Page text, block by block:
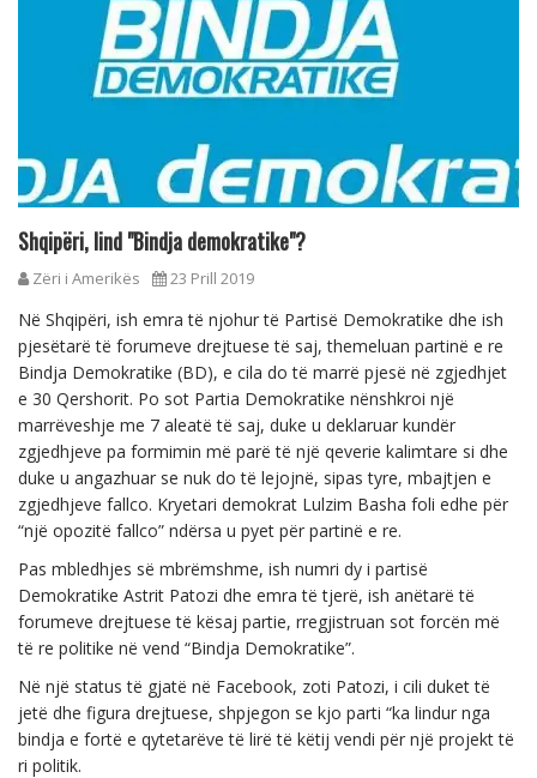
Shqipëri, lind "Bindja demokratike"?
Zëri i Amerikës 23 Prill 2019
Në Shqipëri, ish emra të njohur të Partisë Demokratike dhe ish
pjesëtarë të forumeve drejtuese të saj, themeluan partinë e re
Bindja Demokratike (BD), e cila do të marrë pjesë në zgjedhjet
e 30 Qershorit. Po sot Partia Demokratike nënshkroi një
marrëveshje me 7 aleatë të saj, duke u deklaruar kundër
zgjedhjeve pa formimin më parë të një qeverie kalimtare si dhe
duke u angazhuar se nuk do të lejojnë, sipas tyre, mbajtjen e
zgjedhjeve fallco. Kryetari demokrat Lulzim Basha foli edhe për
“një opozitë fallco” ndërsa u pyet për partinë e re.
Pas mbledhjes së mbrëmshme, ish numri dy i partisë
Demokratike Astrit Patozi dhe emra të tjerë, ish anëtarë të
forumeve drejtuese të kësaj partie, rregjistruan sot forcën më
të re politike në vend “Bindja Demokratike”.
Në një status të gjatë në Facebook, zoti Patozi, i cili duket të
jetë dhe figura drejtuese, shpjegon se kjo parti “ka lindur nga
bindja e fortë e qytetarëve të lirë të këtij vendi për një projekt të
ri politik.